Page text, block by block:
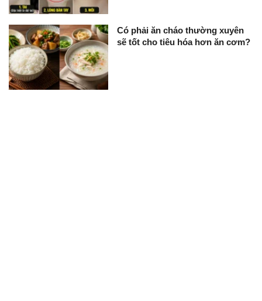
Có phải ăn cháo thường xuyên
sẽ tốt cho tiêu hóa hơn ăn cơm?